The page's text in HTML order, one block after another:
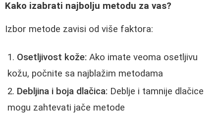
Kako izabrati najbolju metodu za vas?
Izbor metode zavisi od više faktora:
Osetljivost kože: Ako imate veoma osetljivu
kožu, počnite sa najblažim metodama
Debljina i boja dlačica: Deblje i tamnije dlačice
mogu zahtevati jače metode